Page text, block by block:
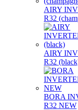
AIRY
R32
AIRY
R32
BORA
R32 NEW